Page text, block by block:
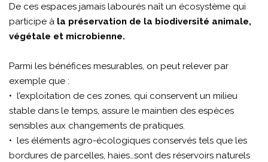
De ces espaces jamais labourés naît un écosystème qui
participe à la préservation de la biodiversité animale,
végétale et microbienne.
Parmi les bénéfices mesurables, on peut relever par
exemple que :
• l’exploitation de ces zones, qui conservent un milieu
stable dans le temps, assure le maintien des espèces
sensibles aux changements de pratiques.
• les éléments agro-écologiques conservés tels que les
bordures de parcelles, haies…sont des réservoirs naturels